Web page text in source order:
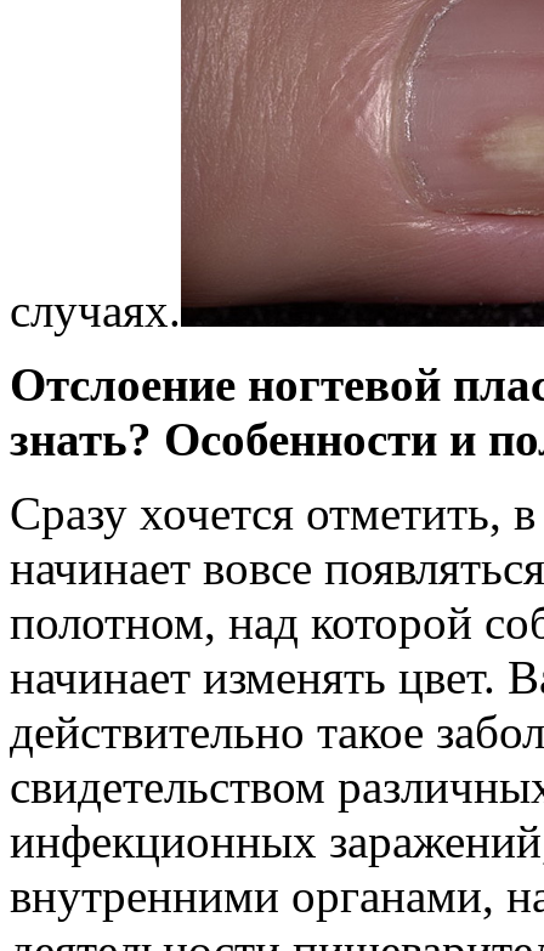
случаях.
Отслоение ногтевой
знать? Особенности и
Сразу хочется отметить, в
начинает вовсе
полотном, над которой
начинает изменять цвет.
действительно такое
свидетельством
инфекционных
внутренними органами,